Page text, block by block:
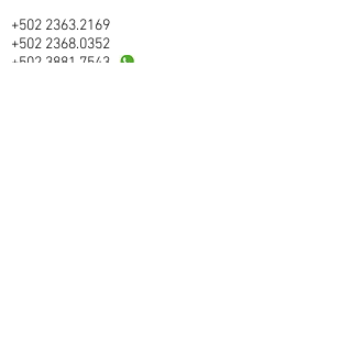
+502 2363.2169
+502 2368.0352
+502 3881.7543